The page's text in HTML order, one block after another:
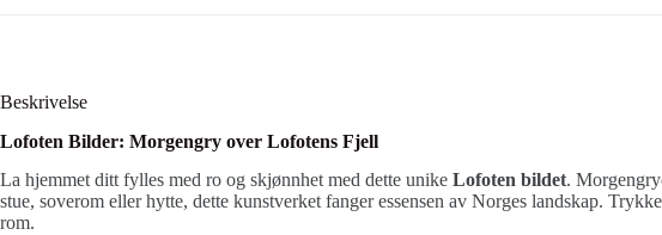
Beskrivelse
Lofoten Bilder: Morgengry over Lofotens Fjell
La hjemmet ditt fylles med ro og skjønnhet med dette unike Lofoten bildet.
stue, soverom eller hytte, dette kunstverket fanger essensen av Norges landskap.
rom.